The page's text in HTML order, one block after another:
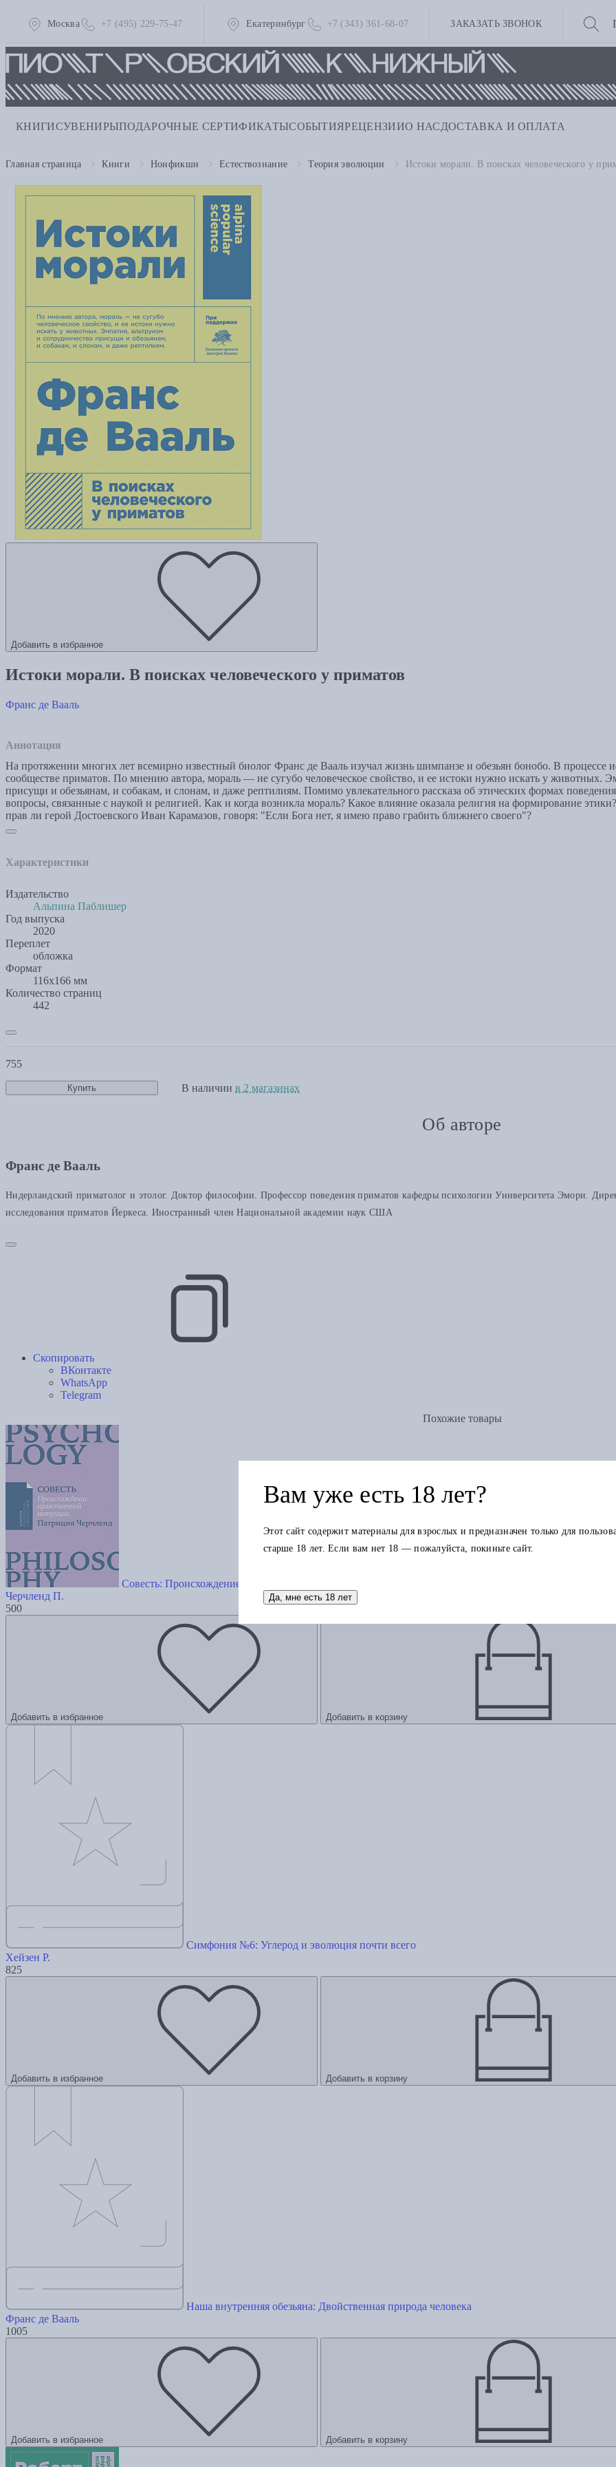
Москва +7 (495) 229-75-47 Екатеринбург +7 (343) 361-68-07 ЗАКАЗАТЬ ЗВОНОК
КНИГИСУВЕНИРЫПОДАРОЧНЫЕ СЕРТИФИКАТЫСОБЫТИЯРЕЦЕНЗИИО НАС ДОСТАВКА И ОПЛАТА
Главная страница Книги Нонфикшн Естествознание Теория эволюции Истоки морали. В поисках человеческого у
Добавить в избранное
Истоки морали. В поисках человеческого у приматов
Франс де Вааль
Аннотация
На протяжении многих лет всемирно известный биолог Франс де Вааль изучал жизнь шимпанзе и обезьян бонобо. В процессе
сообществе приматов. По мнению автора, мораль — не сугубо человеческое свойство, и ее истоки нужно искать у животных.
присущи и обезьянам, и собакам, и слонам, и даже рептилиям. Помимо увлекательного рассказа об этических формах
вопросы, связанные с наукой и религией. Как и когда возникла мораль? Какое влияние оказала религия на формирование
прав ли герой Достоевского Иван Карамазов, говоря: "Если Бога нет, я имею право грабить ближнего своего"?
Характеристики
Издательство
Альпина Паблишер
Год выпуска
2020
Переплет
обложка
Формат
116x166 мм
Количество страниц
442
755
Купить В наличии в 2 магазинах
Об авторе
Франс де Вааль
Нидерландский приматолог и этолог. Доктор философии. Профессор поведения приматов кафедры психологии Университета Эмори.
исследования приматов Йеркеса. Иностранный член Национальной академии наук США
Скопировать
ВКонтакте
WhatsApp
Telegram
Похожие товары
Совесть: Происхождение нравственной интуиции
Черчленд П.
500
Добавить в избранное Добавить в корзину
Симфония №6: Углерод и эволюция почти всего
Хейзен Р.
825
Добавить в избранное Добавить в корзину
Наша внутренняя обезьяна: Двойственная природа человека
Франс де Вааль
1005
Добавить в избранное Добавить в корзину
Вам уже есть 18 лет?
Этот сайт содержит материалы для взрослых и предназначен только для
старше 18 лет. Если вам нет 18 — пожалуйста, покиньте сайт.
Да, мне есть 18 лет